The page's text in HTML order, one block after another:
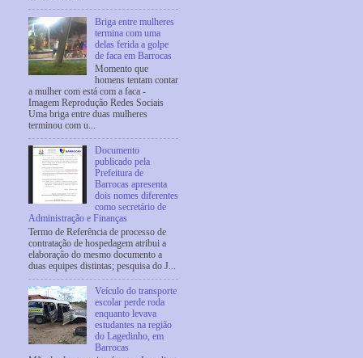
Briga entre mulheres
termina com uma
delas ferida a golpe
de faca em Barrocas
Momento que
homens tentam contar
a mulher com está com a faca -
Imagem Reprodução Redes Sociais
Uma briga entre duas mulheres
terminou com u...
Documento
publicado pela
Prefeitura de
Barrocas apresenta
dois nomes diferentes
como secretário de
Administração e Finanças
Termo de Referência de processo de
contratação de hospedagem atribui a
elaboração do mesmo documento a
duas equipes distintas; pesquisa do J...
Veículo do transporte
escolar perde roda
enquanto levava
estudantes na região
do Lagedinho, em
Barrocas